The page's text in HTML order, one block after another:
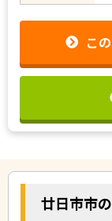
こ
廿日市市